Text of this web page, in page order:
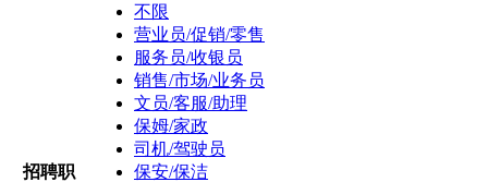
招聘职
不限
营业员/促销/零售
服务员/收银员
销售/市场/业务员
文员/客服/助理
保姆/家政
司机/驾驶员
保安/保洁